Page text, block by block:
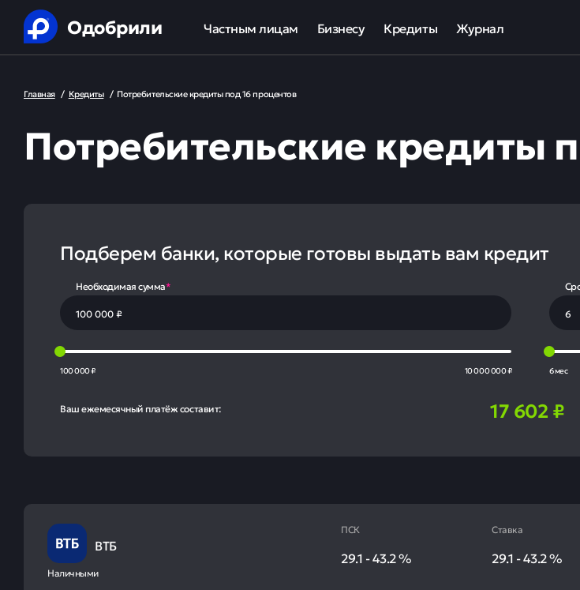
Одобрили Частным лицам
Рефинансирование кредитов
Анализ кредитной истории
Бизнесу Кредиты
Кредиты под залог авто
Журнал
Главная / Кредиты / Потребительские кредиты под 16 процентов
Потребительские кредиты
Подберем банки, которые готовы выдать вам кредит
Необходимая сумма*
100 000 ₽ 10 000 000 ₽ 6 мес
Ваш ежемесячный платёж составит: 17 602₽
ВТБ
Наличными
ПСК
29.1-43.2%
Ставка
29.1-43.2%